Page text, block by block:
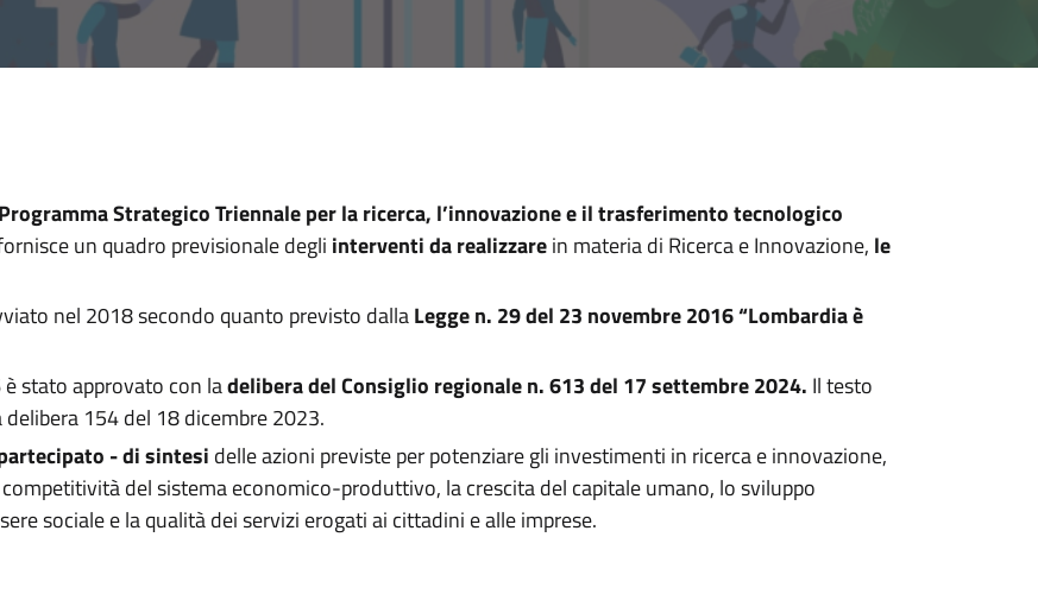
Programma Strategico Triennale per la ricerca, l’innovazione e il trasferimento tecnologico
un quadro previsionale degli interventi da realizzarein materia di Ricerca e Innovazione, le
nel 2018 secondo quanto previsto dallaLegge n. 29 del 23 novembre 2016 “Lombardia è
stato approvato con ladelibera del Consiglio regionale n. 613 del 17 settembre 2024. Il testo
154 del 18 dicembre 2023.
- di sintesi delle azioni previste per potenziare gli investimenti in ricerca e innovazione,
del sistema economico-produttivo, la crescita del capitale umano, lo sviluppo
sociale e la qualità dei servizi erogati ai cittadini e alle imprese.